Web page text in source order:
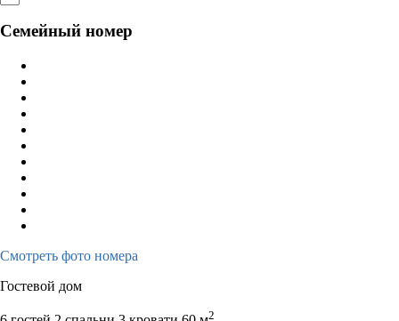
Семейный номер
Смотреть фото номера
Гостевой дом
2